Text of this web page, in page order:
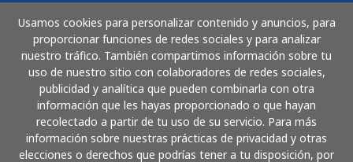
Usamos cookies para personalizar contenido y anuncios, para
proporcionar funciones de redes sociales y para analizar
nuestro tráfico. También compartimos información sobre tu
uso de nuestro sitio con colaboradores de redes sociales,
publicidad y analítica que pueden combinarla con otra
información que les hayas proporcionado o que hayan
recolectado a partir de tu uso de su servicio. Para más
información sobre nuestras prácticas de privacidad y otras
elecciones o derechos que podrías tener a tu disposición, por
Comprar
Cómo funciona
Paga con